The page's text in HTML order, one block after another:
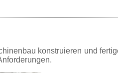
konstruieren und